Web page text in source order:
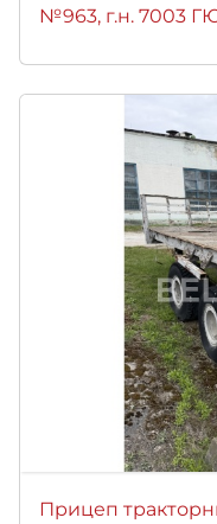
№963, г.н. 7003
Прицеп